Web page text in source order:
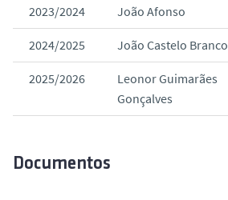
2023/2024 João Afonso
2024/2025 João Castelo Branco
2025/2026
Leonor Guimarães
Gonçalves
Documentos